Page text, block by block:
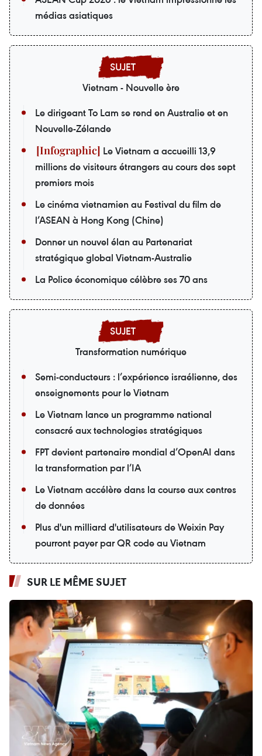
médias asiatiques
Vietnam - Nouvelle ère
Le dirigeant To Lam se rend en Australie et en
Nouvelle-Zélande
Le Vietnam a accueilli 13,9
millions de visiteurs étrangers au cours des sept
premiers mois
Le cinéma vietnamien au Festival du film de
l’ASEAN à Hong Kong (Chine)
Donner un nouvel élan au Partenariat
stratégique global Vietnam-Australie
La Police économique célèbre ses 70 ans
Transformation numérique
Semi-conducteurs : l’expérience israélienne, des
enseignements pour le Vietnam
Le Vietnam lance un programme national
consacré aux technologies stratégiques
FPT devient partenaire mondial d’OpenAI dans
la transformation par l’IA
Le Vietnam accélère dans la course aux centres
de données
Plus d'un milliard d'utilisateurs de Weixin Pay
pourront payer par QR code au Vietnam
SUR LE MÊME SUJET